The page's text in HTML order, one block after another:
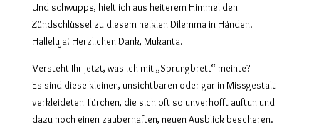
Und schwupps, hielt ich aus heiterem Himmel den
Zündschlüssel zu diesem heiklen Dilemma in Händen.
Halleluja! Herzlichen Dank, Mukanta.
Versteht Ihr jetzt, was ich mit „Sprungbrett“ meinte?
Es sind diese kleinen, unsichtbaren oder gar in Missgestalt
verkleideten Türchen, die sich oft so unverhofft auftun und
dazu noch einen zauberhaften, neuen Ausblick bescheren.